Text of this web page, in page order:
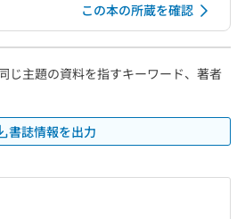
この本の所蔵を確認
じ主題の資料を指すキーワード、著者
書誌情報を出力